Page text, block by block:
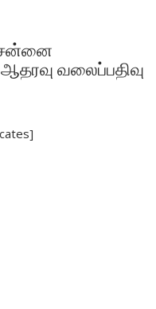
வலைப்பதிவு